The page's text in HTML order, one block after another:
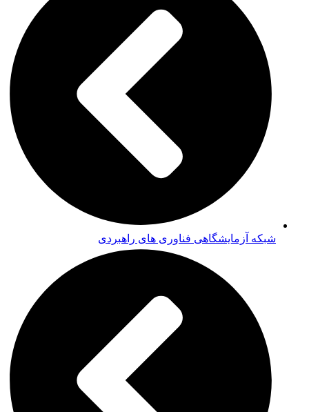
فناوری های راهبردی